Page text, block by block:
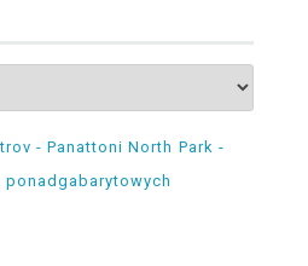
- Panattoni North Park -
ponadgabarytowych